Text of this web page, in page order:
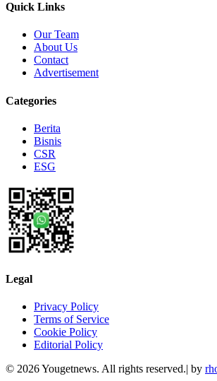
Quick Links
Our Team
About Us
Contact
Advertisement
Categories
Berita
Bisnis
CSR
ESG
Legal
Privacy Policy
Terms of Service
Cookie Policy
Editorial Policy
© 2026Yougetnews. All rights reserved.| by